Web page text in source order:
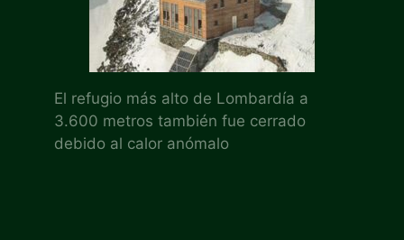
El refugio más alto de Lombardía a
3.600 metros también fue cerrado
debido al calor anómalo